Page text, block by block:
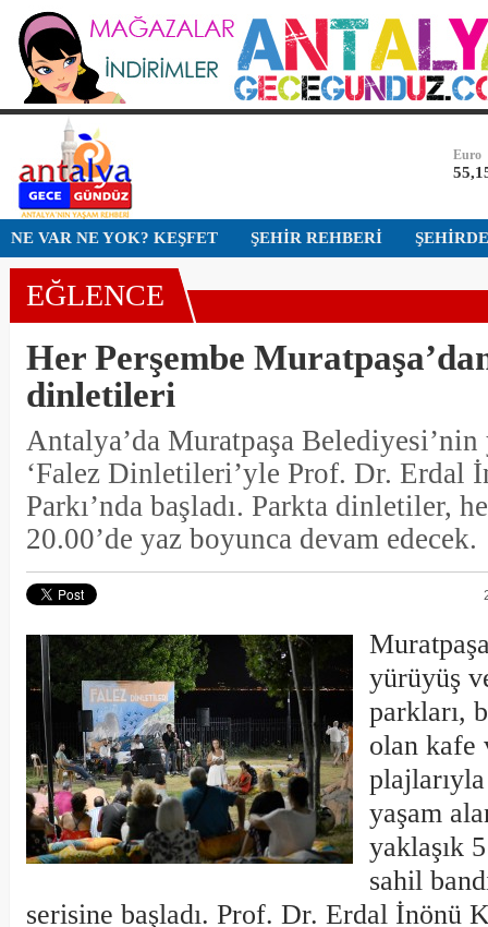
Bist-
Dolar
Euro
Altın
Dolar
NE VAR NE YOK? KEŞFET ŞEHİR REHBERİ
EĞLENCE
Her Perşembe
dinletileri
Antalya’da Muratpaşa
‘Falez Dinletileri’yle Prof. Dr. Erdal
Parkı’nda başladı. Parkta dinletiler,
20.00’de yaz boyunca devam edecek.
yürüyüş
parkları,
olan kafe
yaşam
yaklaşık
sahil
serisine başladı. Prof. Dr. Erdal İnönü